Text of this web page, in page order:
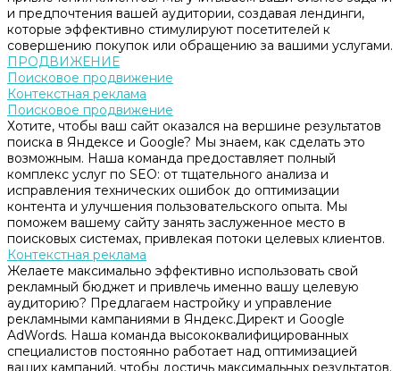
и предпочтения вашей аудитории, создавая лендинги,
которые эффективно стимулируют посетителей к
совершению покупок или обращению за вашими услугами.
ПРОДВИЖЕНИЕ
Поисковое продвижение
Контекстная реклама
Поисковое продвижение
Хотите, чтобы ваш сайт оказался на вершине результатов
поиска в Яндексе и Google? Мы знаем, как сделать это
возможным. Наша команда предоставляет полный
комплекс услуг по SEO: от тщательного анализа и
исправления технических ошибок до оптимизации
контента и улучшения пользовательского опыта. Мы
поможем вашему сайту занять заслуженное место в
поисковых системах, привлекая потоки целевых клиентов.
Контекстная реклама
Желаете максимально эффективно использовать свой
рекламный бюджет и привлечь именно вашу целевую
аудиторию? Предлагаем настройку и управление
рекламными кампаниями в Яндекс.Директ и Google
AdWords. Наша команда высококвалифицированных
специалистов постоянно работает над оптимизацией
ваших кампаний, чтобы достичь максимальных результатов.